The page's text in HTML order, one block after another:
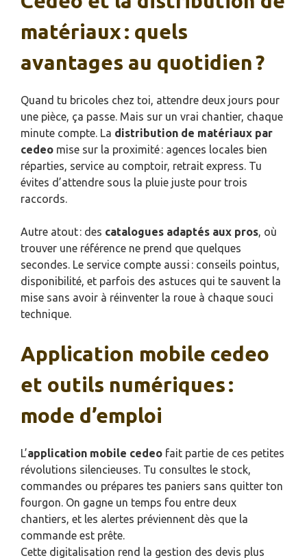
matériaux : quels
avantages au quotidien ?
Quand tu bricoles chez toi, attendre deux jours pour
une pièce, ça passe. Mais sur un vrai chantier, chaque
minute compte. La distribution de matériaux par
cedeo mise sur la proximité : agences locales bien
réparties, service au comptoir, retrait express. Tu
évites d’attendre sous la pluie juste pour trois
raccords.
Autre atout : des catalogues adaptés aux pros, où
trouver une référence ne prend que quelques
secondes. Le service compte aussi : conseils pointus,
disponibilité, et parfois des astuces qui te sauvent la
mise sans avoir à réinventer la roue à chaque souci
technique.
Application mobile cedeo
et outils numériques :
mode d’emploi
L’application mobile cedeo fait partie de ces petites
révolutions silencieuses. Tu consultes le stock,
commandes ou prépares tes paniers sans quitter ton
fourgon. On gagne un temps fou entre deux
chantiers, et les alertes préviennent dès que la
commande est prête.
Cette digitalisation rend la gestion des devis plus